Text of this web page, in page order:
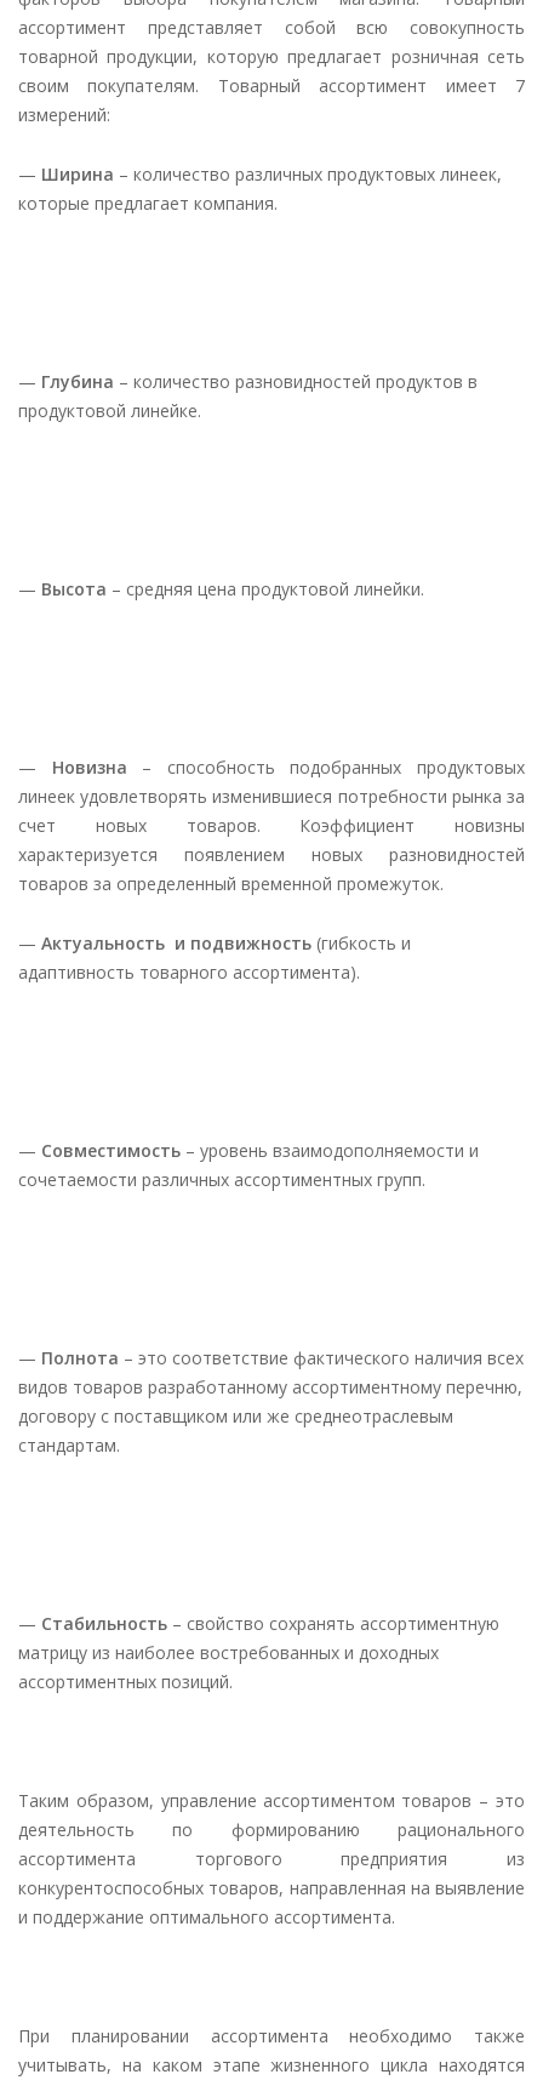
ассортимент представляет собой всю совокупность
товарной продукции, которую предлагает розничная сеть
своим покупателям. Товарный ассортимент имеет 7
измерений:
— Ширина – количество различных продуктовых линеек,
которые предлагает компания.
— Глубина – количество разновидностей продуктов в
продуктовой линейке.
— Высота – средняя цена продуктовой линейки.
— Новизна – способность подобранных продуктовых
линеек удовлетворять изменившиеся потребности рынка за
счет новых товаров. Коэффициент новизны
характеризуется появлением новых разновидностей
товаров за определенный временной промежуток.
— Актуальность и подвижность (гибкость и
адаптивность товарного ассортимента).
— Совместимость – уровень взаимодополняемости и
сочетаемости различных ассортиментных групп.
— Полнота – это соответствие фактического наличия всех
видов товаров разработанному ассортиментному перечню,
договору с поставщиком или же среднеотраслевым
стандартам.
— Стабильность – свойство сохранять ассортиментную
матрицу из наиболее востребованных и доходных
ассортиментных позиций.
Таким образом, управление ассортиментом товаров – это
деятельность по формированию рационального
ассортимента торгового предприятия из
конкурентоспособных товаров, направленная на выявление
и поддержание оптимального ассортимента.
При планировании ассортимента необходимо также
учитывать, на каком этапе жизненного цикла находятся